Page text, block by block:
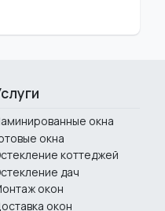
окна
окна
коттеджей
дач
окон
окон